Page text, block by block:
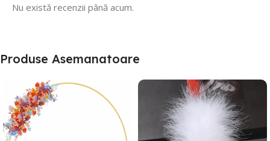
Nu există recenzii până acum.
Produse Asemanatoare